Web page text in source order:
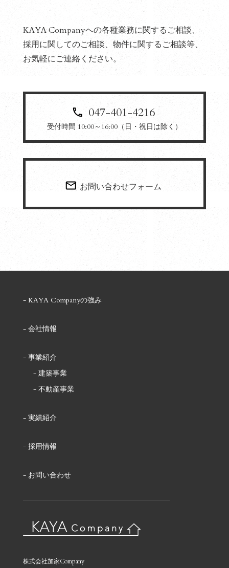
KAYA Companyへの各種業務に関するご相談、
採用に関してのご相談、物件に関するご相談等、
お気軽にご連絡ください。
047-401-4216
受付時間 10:00～16:00（日・祝日は除く）
お問い合わせフォーム
KAYA Companyの強み
会社情報
事業紹介
建築事業
不動産事業
実績紹介
採用情報
お問い合わせ
株式会社加家Company